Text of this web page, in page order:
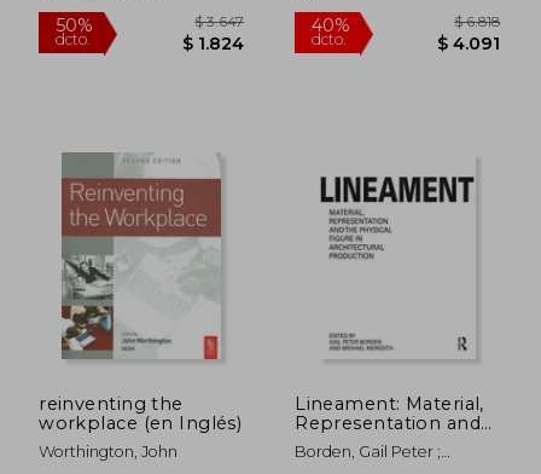
50%
dcto.
$ 3.949 40%
dcto.
reinventing the
workplace (en Inglés)
Worthington, John
Lineament: Material,
Representation and
the Physical Figure in
Architectural
Borden, Gail Peter ;